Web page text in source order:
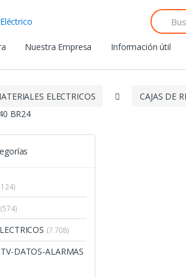
Search
for:
Nuestra Empresa Información útil
ELECTRICOS CAJAS DE
BR24
(574)
(7.708)
DATOS-ALARMAS